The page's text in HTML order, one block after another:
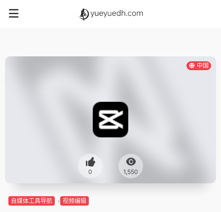
中国
0 1,550
自媒体工具导航 视频编辑